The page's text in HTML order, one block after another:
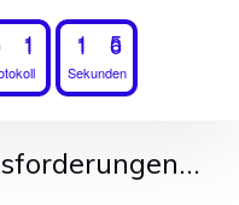
1
1
1
1
4
5
Sekunden